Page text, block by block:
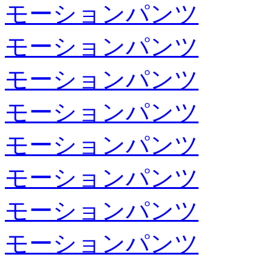
モーションパンツ
モーションパンツ
モーションパンツ
モーションパンツ
モーションパンツ
モーションパンツ
モーションパンツ
モーションパンツ